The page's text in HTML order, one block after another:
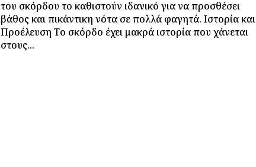
του σκόρδου το καθιστούν ιδανικό για να προσθέσει
βάθος και πικάντικη νότα σε πολλά φαγητά. Ιστορία και
Προέλευση Το σκόρδο έχει μακρά ιστορία που χάνεται
στους...